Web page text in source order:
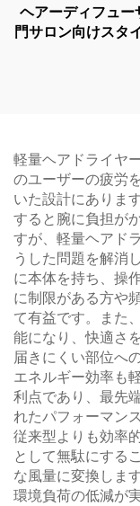
ヘアーディフュー
門サロン向けスタ
軽量ヘアドライヤ
のユーザーの疲労
いた設計にありま
すると腕に負担が
すが、軽量ヘアド
うした問題を解消
に本体を持ち、操
に制限がある方や
て有益です。また
能になり、快適さ
届きにくい部位へ
エネルギー効率も
利点であり、最先
れたパフォーマン
従来型よりも効率
として無駄にする
な風量に変換しま
環境負荷の低減が